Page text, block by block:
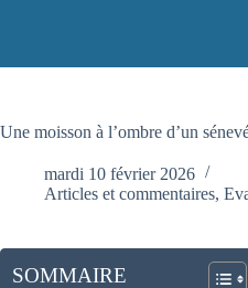
Une moisson à l’ombre d’un
mardi 10 février 2026
Articles et commentaires,
SOMMAIRE